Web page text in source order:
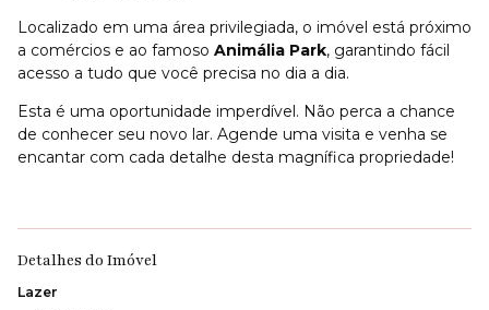
Localizado em uma área privilegiada, o imóvel está próximo
a comércios e ao famoso Animália Park, garantindo fácil
acesso a tudo que você precisa no dia a dia.
Esta é uma oportunidade imperdível. Não perca a chance
de conhecer seu novo lar. Agende uma visita e venha se
encantar com cada detalhe desta magnífica propriedade!
Detalhes do Imóvel
Lazer